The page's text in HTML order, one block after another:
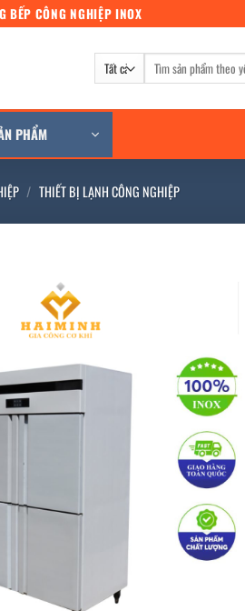
BẾP CÔNG NGHIỆP INOX
Tìm
kiếm:
PHẨM
/ THIẾT BỊ LẠNH CÔNG NGHIỆP